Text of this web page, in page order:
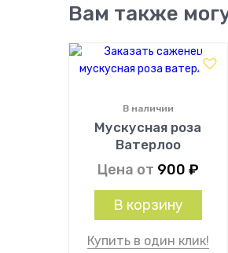
Вам также
Мускусная роза
Ватерлоо
В наличии
Цена от 900 ₽
В корзину
Купить в один клик!